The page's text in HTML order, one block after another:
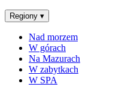
Regiony ▾
Nad morzem
W górach
Na Mazurach
W zabytkach
W SPA